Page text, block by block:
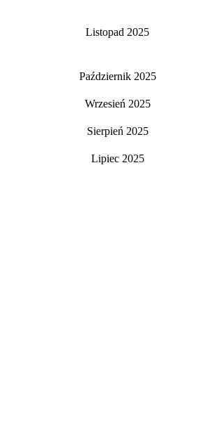
Listopad 2025
Październik 2025
Wrzesień 2025
Sierpień 2025
Lipiec 2025